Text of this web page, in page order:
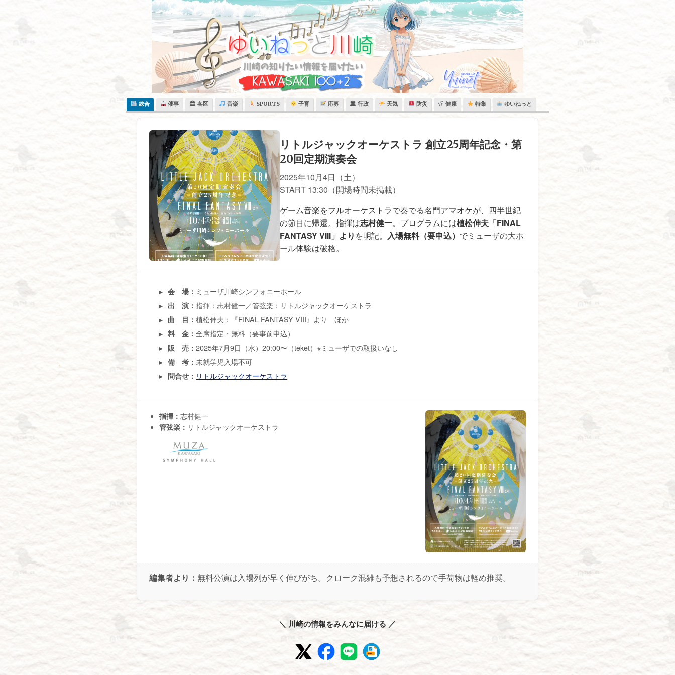
総合 催事 🏛 各区 音楽 SPORTS 子育 応募 🏛 行政 天気 防災 健康 特集 ゆいねっと
リトルジャックオーケストラ 創立25周年記念・第
20回定期演奏会
2025年10月4日（土）
START 13:30（開場時間未掲載）
ゲーム音楽をフルオーケストラで奏でる名門アマオケが、四半世紀
の節目に帰還。指揮は志村健一。プログラムには植松伸夫「FINAL
FANTASY VIII」より を明記。 入場無料（要申込） でミューザの大ホ
ール体験は破格。
会 場： ミューザ川崎シンフォニーホール
出 演：指揮：志村健一／管弦楽：リトルジャックオーケストラ
曲 目：植松伸夫：『FINAL FANTASY VIII』より ほか
料 金：全席指定・無料（要事前申込）
販 売：2025年7月9日（水）20:00〜（teket）※ミューザでの取扱いなし
備 考：未就学児入場不可
問合せ： リトルジャックオーケストラ
指揮： 志村健一
管弦楽： リトルジャックオーケストラ
編集者より： 無料公演は入場列が早く伸びがち。クローク混雑も予想されるので手荷物は軽め推奨。
＼ 川崎の情報をみんなに届ける ／